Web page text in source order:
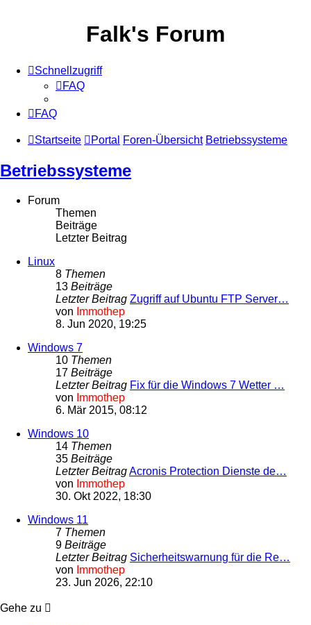
Falk's Forum
Schnellzugriff
FAQ
FAQ
Startseite Portal Foren-Übersicht Betriebssysteme
Betriebssysteme
Forum
Themen
Beiträge
Letzter Beitrag
Linux
8 Themen
13 Beiträge
Letzter Beitrag Zugriff auf Ubuntu FTP Server…
von Immothep
8. Jun 2020, 19:25
Windows 7
10 Themen
17 Beiträge
Letzter Beitrag Fix für die Windows 7 Wetter …
von Immothep
6. Mär 2015, 08:12
Windows 10
14 Themen
35 Beiträge
Letzter BeitragAcronis Protection Dienste de…
von Immothep
30. Okt 2022, 18:30
Windows 11
7 Themen
9 Beiträge
Letzter Beitrag Sicherheitswarnung für die Re…
von Immothep
23. Jun 2026, 22:10
Gehe zu